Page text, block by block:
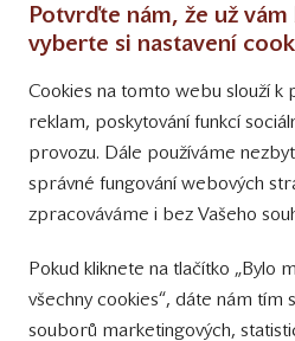
Obchodní podmínky
Přinášíme vám týdně
tipy na Facebooku
Sledujte nás
na Instagramu
Sledujte náš
YouTube kanál
Potvrďte nám, že už
vyberte si nastavení
Cookies na tomto webu slouží k
reklam, poskytování funkcí
provozu. Dále používáme
správné fungování webových
zpracováváme i bez Vašeho
Pokud kliknete na tlačítko „Bylo
všechny cookies“, dáte nám tím
souborů marketingových,